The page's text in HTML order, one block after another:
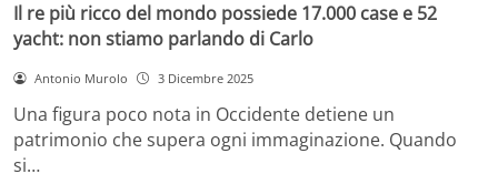
Il re più ricco del mondo possiede 17.000 case e 52
yacht: non stiamo parlando di Carlo
Antonio Murolo 3 Dicembre 2025
Una figura poco nota in Occidente detiene un
patrimonio che supera ogni immaginazione. Quando
si…